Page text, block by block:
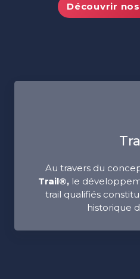
Découvrir
Au travers du
Trail®, le
trail qualifiés
historique